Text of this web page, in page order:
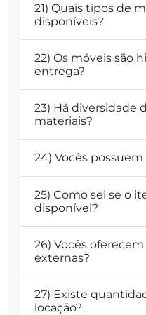
21) Quais tipos de
disponíveis?
22) Os móveis são
entrega?
23) Há diversidade
materiais?
24) Vocês
25) Como sei se o
disponível?
26) Vocês
externas?
27) Existe
locação?